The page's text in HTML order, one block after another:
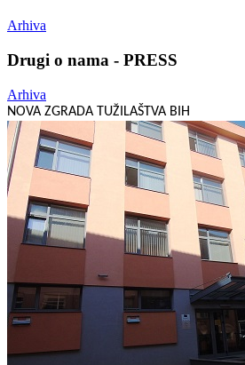
Arhiva
Drugi o nama - PRESS
Arhiva
NOVA ZGRADA TUŽILAŠTVA BIH